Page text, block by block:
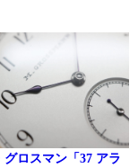
グロスマン「37 アラ